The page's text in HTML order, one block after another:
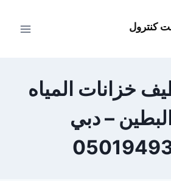
كنترول
خزانات المياه
– دبي